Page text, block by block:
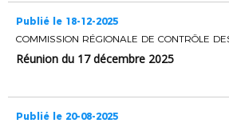
Publié le 18-12-2025
Réunion du 17 décembre 2025
Publié le 20-08-2025